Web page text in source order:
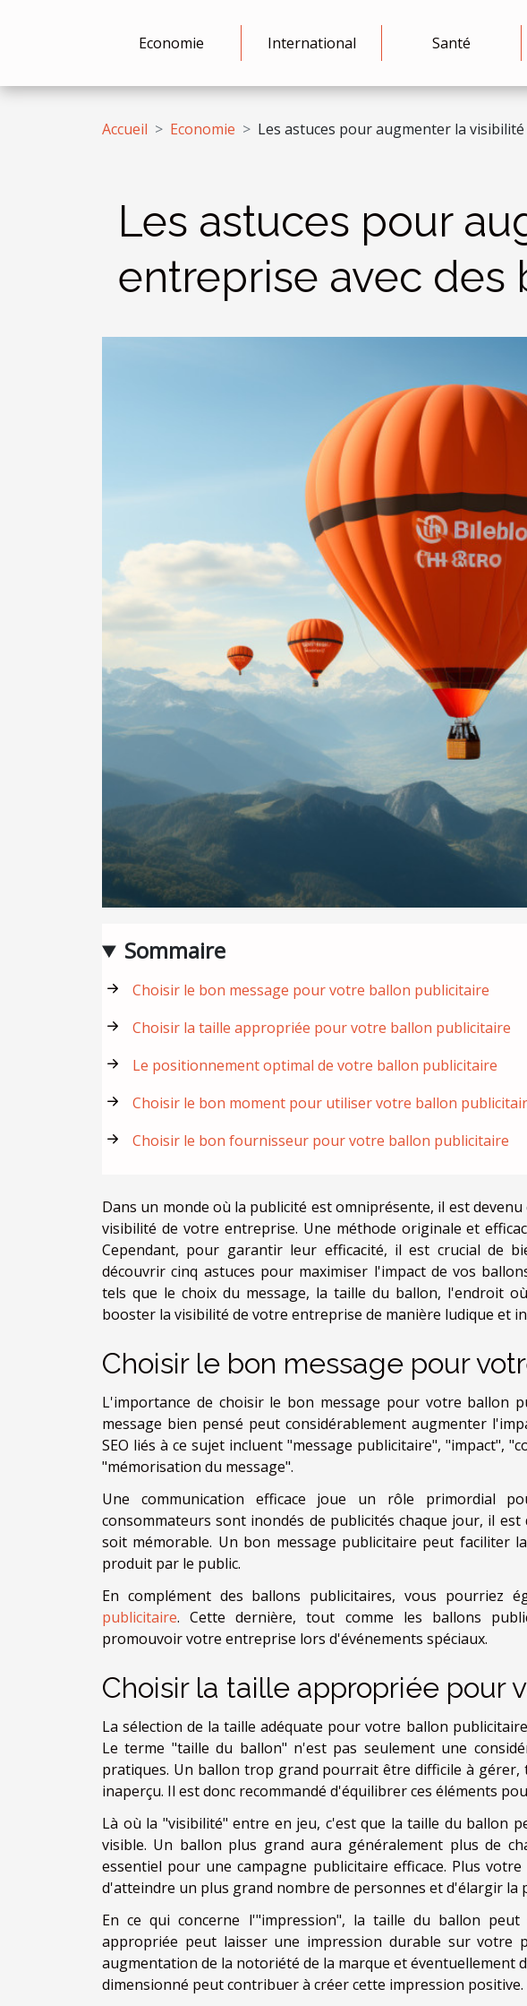
Economie International Santé
Accueil Economie Les astuces pour augmenter la
Les astuces pour
entreprise avec
Sommaire
Choisir le bon message pour votre ballon publicitaire
Choisir la taille appropriée pour votre ballon publicitaire
Le positionnement optimal de votre ballon publicitaire
Choisir le bon moment pour utiliser votre ballon
Choisir le bon fournisseur pour votre ballon publicitaire
Dans un monde où la publicité est omniprésente, il est
visibilité de votre entreprise. Une méthode originale et
Cependant, pour garantir leur efficacité, il est crucial de
découvrir cinq astuces pour maximiser l'impact de vos
tels que le choix du message, la taille du ballon, l'endroit
booster la visibilité de votre entreprise de manière ludique et
Choisir le bon message pour
L'importance de choisir le bon message pour votre ballon
message bien pensé peut considérablement augmenter
SEO liés à ce sujet incluent "message publicitaire", "impact",
"mémorisation du message".
Une communication efficace joue un rôle primordial
consommateurs sont inondés de publicités chaque jour, il
soit mémorable. Un bon message publicitaire peut faciliter
produit par le public.
En complément des ballons publicitaires, vous pourriez
publicitaire. Cette dernière, tout comme les ballons
promouvoir votre entreprise lors d'événements spéciaux.
Choisir la taille appropriée pour
La sélection de la taille adéquate pour votre ballon
Le terme "taille du ballon" n'est pas seulement une
pratiques. Un ballon trop grand pourrait être difficile à
inaperçu. Il est donc recommandé d'équilibrer ces éléments
Là où la "visibilité" entre en jeu, c'est que la taille du ballon
visible. Un ballon plus grand aura généralement plus de
essentiel pour une campagne publicitaire efficace. Plus
d'atteindre un plus grand nombre de personnes et d'élargir la
En ce qui concerne l'"impression", la taille du ballon
appropriée peut laisser une impression durable sur votre
augmentation de la notoriété de la marque et éventuellement
dimensionné peut contribuer à créer cette impression positive.